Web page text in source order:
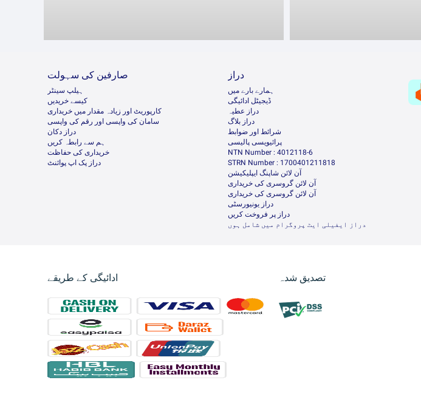
صارفین کی سہولت
ہیلپ سینٹر
کیسے خریدیں
کارپوریٹ اور زیادہ مقدار میں خریداری
سامان کی واپسی اور رقم کی واپسی
دراز دکان
ہم سے رابطہ کریں
خریداری کی حفاظت
دراز پک اپ پوائنٹ
دراز
ہمارے بارے میں
ڈیجیٹل ادائیگی
دراز عطیہ
دراز بلاگ
شرائط اور ضوابط
پرائیویسی پالیسی
NTN Number : 4012118-6
STRN Number : 1700401211818
آن لائن شاپنگ ایپلیکیشن
آن لائن گروسری کی خریداری
آن لائن گروسری کی خریداری
دراز یونیورسٹی
دراز پر فروخت کریں
دراز ایفیلی ایٹ پروگرام میں شامل ہوں
ادائیگی کے طریقے تصدیق شدہ